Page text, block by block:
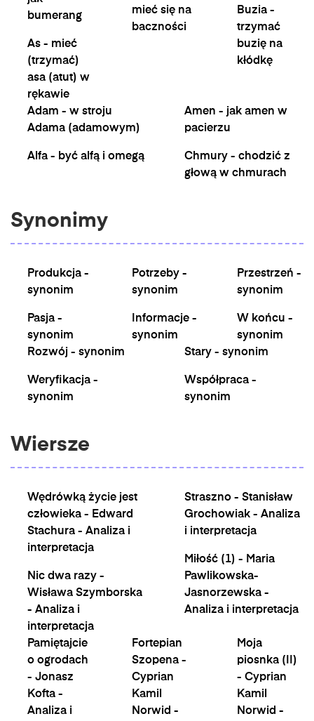
bumerang
As - mieć
(trzymać)
asa (atut) w
rękawie
mieć się na
baczności
Buzia -
trzymać
buzię na
kłódkę
Adam - w stroju
Adama (adamowym)
Alfa - być alfą i omegą
Amen - jak amen w
pacierzu
Chmury - chodzić z
głową w chmurach
Synonimy
Produkcja -
synonim
Pasja -
synonim
Potrzeby -
synonim
Informacje -
synonim
Przestrzeń -
synonim
W końcu -
synonim
Rozwój - synonim
Weryfikacja -
synonim
Stary - synonim
Współpraca -
synonim
Wiersze
Wędrówką życie jest
człowieka - Edward
Stachura - Analiza i
interpretacja
Nic dwa razy -
Wisława Szymborska
- Analiza i
interpretacja
Straszno - Stanisław
Grochowiak - Analiza
i interpretacja
Miłość (1) - Maria
Pawlikowska-
Jasnorzewska -
Analiza i interpretacja
Pamiętajcie
o ogrodach
- Jonasz
Kofta -
Analiza i
Fortepian
Szopena -
Cyprian
Kamil
Norwid -
Moja
piosnka (II)
- Cyprian
Kamil
Norwid -